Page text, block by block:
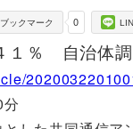
0
ブックマーク
１％ 自治体